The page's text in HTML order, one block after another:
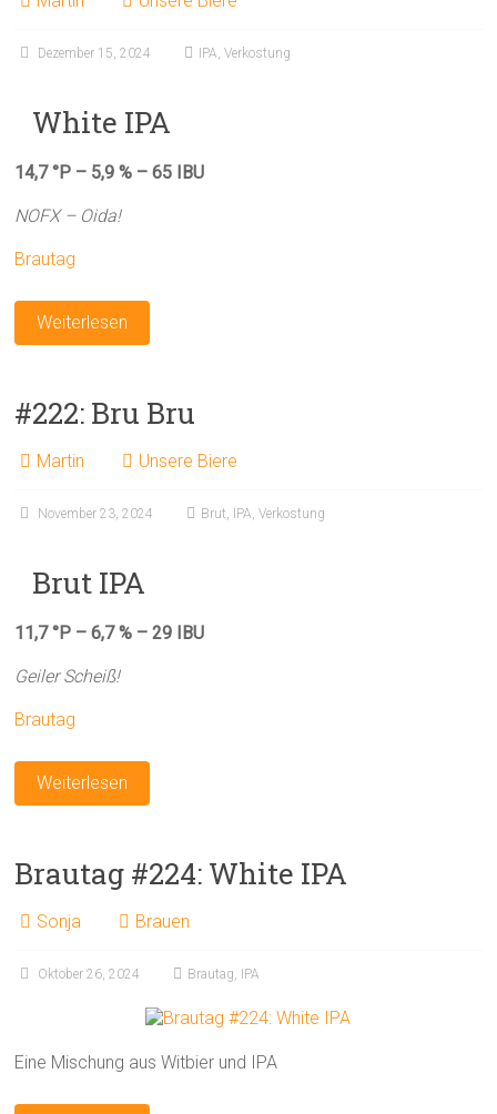
Dezember 15, 2024 IPA,Verkostung
White IPA
14,7 °P – 5,9 % – 65 IBU
NOFX – Oida!
Brautag
Weiterlesen
#222: Bru Bru
Martin Unsere Biere
November 23, 2024 Brut, IPA,Verkostung
Brut IPA
11,7 °P – 6,7 % – 29 IBU
Geiler Scheiß!
Brautag
Weiterlesen
Brautag #224: White IPA
Sonja Brauen
Oktober 26, 2024 Brautag, IPA
Eine Mischung aus Witbier und IPA